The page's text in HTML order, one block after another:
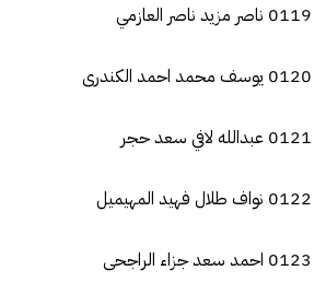
0119 ناصر مزيد ناصر العازمي
0120 يوسف محمد احمد الكندرى
0121 عبدالله لافي سعد حجر
0122 نواف طلال فهيد المهيميل
0123 احمد سعد جزاء الراجحى